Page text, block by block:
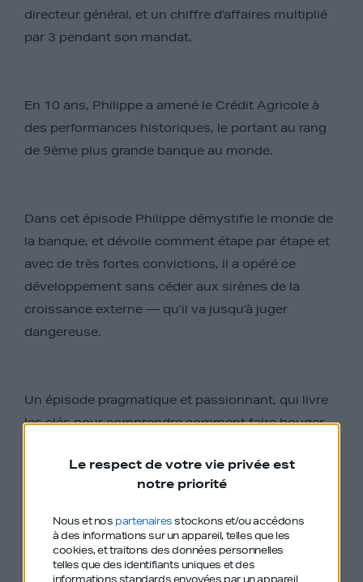
Le respect de votre vie privée est
notre priorité
Nous et nos partenairesstockons et/ou accédons
à des informations sur un appareil, telles que les
cookies, et traitons des données personnelles
telles que des identifiants uniques et des
informations standards envoyées par un appareil
directeur général, et un chiffre d’affaires multiplié
par 3 pendant son mandat.
En 10 ans, Philippe a amené le Crédit Agricole à
des performances historiques, le portant au rang
de 9ème plus grande banque au monde.
Dans cet épisode Philippe démystifie le monde de
la banque, et dévoile comment étape par étape et
avec de très fortes convictions, il a opéré ce
développement sans céder aux sirènes de la
croissance externe — qu’il va jusqu’à juger
dangereuse.
Un épisode pragmatique et passionnant, qui livre
les clés pour comprendre comment faire bouger
du système bancaire Français et international.
Une masterclass de vision avec l’homme qui,
jusqu’en mai 2025, fut à la tête du premier